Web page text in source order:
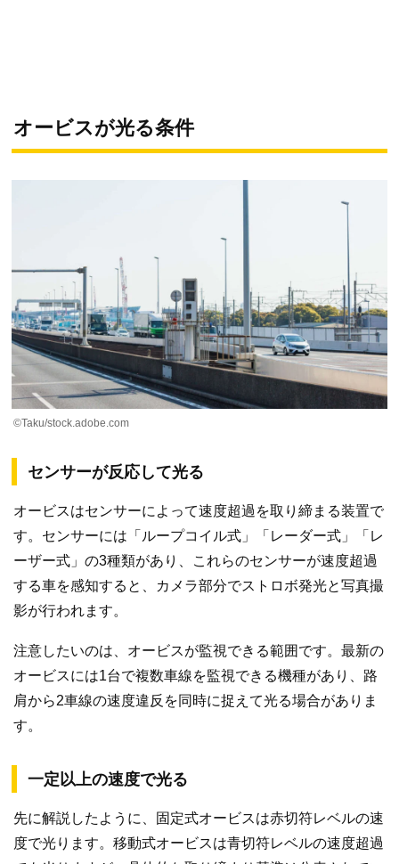
オービスが光る条件
©Taku/stock.adobe.com
センサーが反応して光る
オービスはセンサーによって速度超過を取り締まる装置で
す。センサーには「ループコイル式」「レーダー式」「レ
ーザー式」の3種類があり、これらのセンサーが速度超過
する車を感知すると、カメラ部分でストロボ発光と写真撮
影が行われます。
注意したいのは、オービスが監視できる範囲です。最新の
オービスには1台で複数車線を監視できる機種があり、路
肩から2車線の速度違反を同時に捉えて光る場合がありま
す。
一定以上の速度で光る
先に解説したように、固定式オービスは赤切符レベルの速
度で光ります。移動式オービスは青切符レベルの速度超過